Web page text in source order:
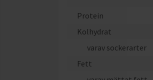
Protein
Kolhydrat
varav sockerarter
Fett